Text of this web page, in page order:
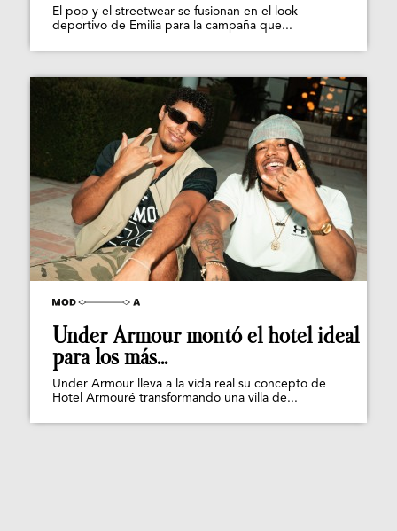
El pop y el streetwear se fusionan en el look
deportivo de Emilia para la campaña que...
Under Armour montó el hotel ideal
para los más...
Under Armour lleva a la vida real su concepto de
Hotel Armouré transformando una villa de...